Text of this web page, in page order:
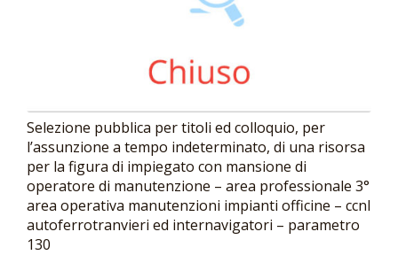
Selezione pubblica per titoli ed colloquio, per
l’assunzione a tempo indeterminato, di una risorsa
per la figura di impiegato con mansione di
operatore di manutenzione – area professionale 3°
area operativa manutenzioni impianti officine – ccnl
autoferrotranvieri ed internavigatori – parametro
130